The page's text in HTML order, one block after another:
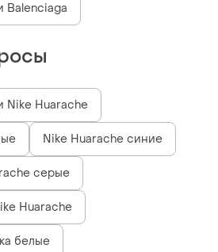
Balenciaga
Nike Huarache
Nike Huarache синие
серые
Huarache
белые